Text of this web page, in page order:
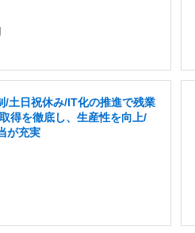
/土日祝休み/IT化の推進で残業
得を徹底し、生産性を向上/
が充実